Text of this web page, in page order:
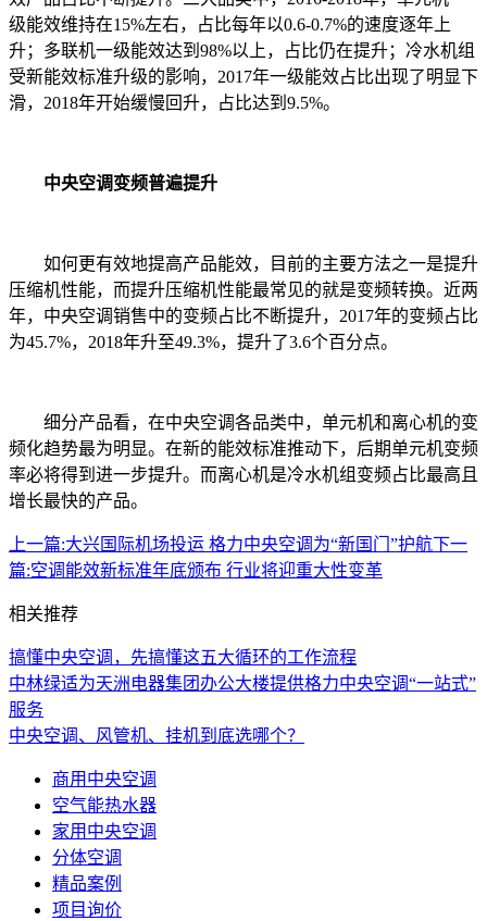
级能效维持在15%左右，占比每年以0.6-0.7%的速度逐年上
升；多联机一级能效达到98%以上，占比仍在提升；冷水机组
受新能效标准升级的影响，2017年一级能效占比出现了明显下
滑，2018年开始缓慢回升，占比达到9.5%。
中央空调变频普遍提升
如何更有效地提高产品能效，目前的主要方法之一是提升
压缩机性能，而提升压缩机性能最常见的就是变频转换。近两
年，中央空调销售中的变频占比不断提升，2017年的变频占比
为45.7%，2018年升至49.3%，提升了3.6个百分点。
细分产品看，在中央空调各品类中，单元机和离心机的变
频化趋势最为明显。在新的能效标准推动下，后期单元机变频
率必将得到进一步提升。而离心机是冷水机组变频占比最高且
增长最快的产品。
上一篇:大兴国际机场投运 格力中央空调为“新国门”护航下一
篇:空调能效新标准年底颁布 行业将迎重大性变革
相关推荐
搞懂中央空调，先搞懂这五大循环的工作流程
中林绿适为天洲电器集团办公大楼提供格力中央空调“一站式”
服务
中央空调、风管机、挂机到底选哪个？
商用中央空调
空气能热水器
家用中央空调
分体空调
精品案例
项目询价